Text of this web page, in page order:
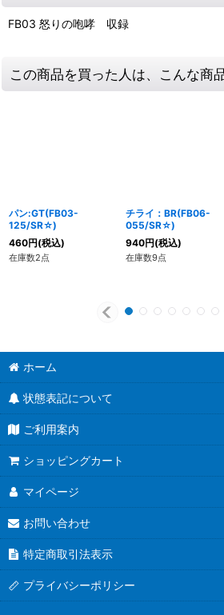
FB03 怒りの咆哮 収録
この商品を買った人は、こんな商
パン:GT(FB03-
125/SR☆)
460円(税込)
在庫数2点
チライ：BR(FB06-
055/SR☆)
940円(税込)
在庫数9点
ホーム
状態表記について
ご利用案内
ショッピングカート
マイページ
お問い合わせ
特定商取引法表示
プライバシーポリシー